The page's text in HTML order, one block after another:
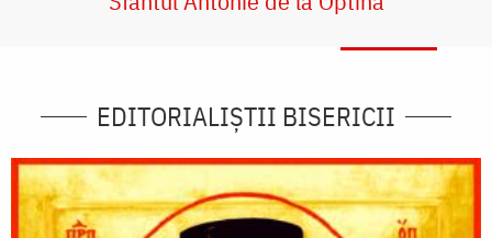
EDITORIALIȘTII BISERICII